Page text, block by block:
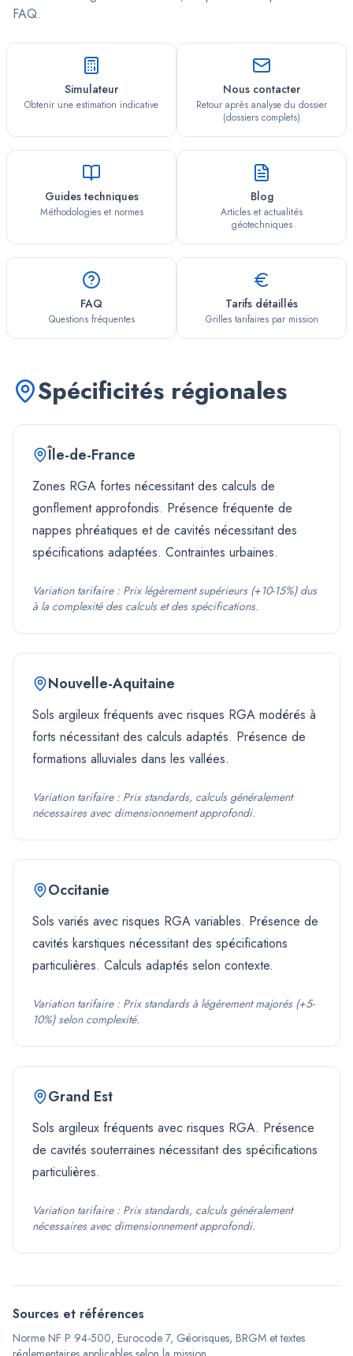
FAQ.
Simulateur
Obtenir une estimation indicative
Nous contacter
Retour après analyse du dossier
(dossiers complets)
Guides techniques
Méthodologies et normes
Blog
Articles et actualités
géotechniques
FAQ
Questions fréquentes
Tarifs détaillés
Grilles tarifaires par mission
Spécificités régionales
Île-de-France
Zones RGA fortes nécessitant des calculs de
gonflement approfondis. Présence fréquente de
nappes phréatiques et de cavités nécessitant des
spécifications adaptées. Contraintes urbaines.
Variation tarifaire : Prix légèrement supérieurs (+10-15%) dus
à la complexité des calculs et des spécifications.
Nouvelle-Aquitaine
Sols argileux fréquents avec risques RGA modérés à
forts nécessitant des calculs adaptés. Présence de
formations alluviales dans les vallées.
Variation tarifaire : Prix standards, calculs généralement
nécessaires avec dimensionnement approfondi.
Occitanie
Sols variés avec risques RGA variables. Présence de
cavités karstiques nécessitant des spécifications
particulières. Calculs adaptés selon contexte.
Variation tarifaire : Prix standards à légèrement majorés (+5-
10%) selon complexité.
Grand Est
Sols argileux fréquents avec risques RGA. Présence
de cavités souterraines nécessitant des spécifications
particulières.
Variation tarifaire : Prix standards, calculs généralement
nécessaires avec dimensionnement approfondi.
Sources et références
Norme NF P 94-500, Eurocode 7, Géorisques, BRGM et textes